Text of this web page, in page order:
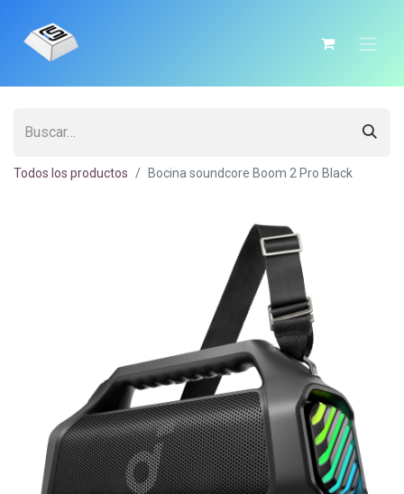
Todos los productos Bocina soundcore Boom 2 Pro Black